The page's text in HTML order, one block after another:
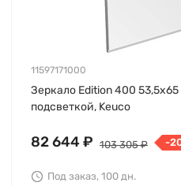
11597171000
Зеркало Edition 400 53,5х65
подсветкой, Keuco
82 644 ₽ 103 305 ₽ -
Под заказ, 100 дн.